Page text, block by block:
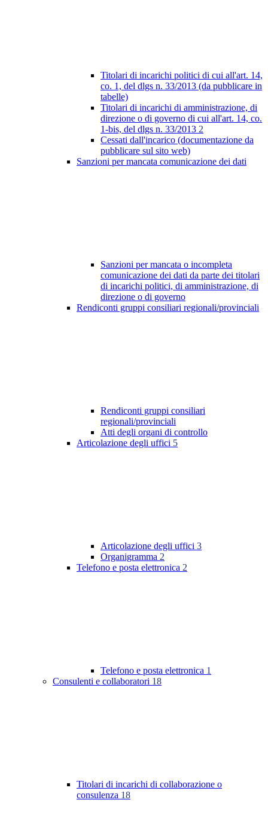
Titolari di incarichi politici di cui all'art. 14,
co. 1, del dlgs n. 33/2013 (da pubblicare in
tabelle)
Titolari di incarichi di amministrazione, di
direzione o di governo di cui all'art. 14, co.
1-bis, del dlgs n. 33/2013 2
Cessati dall'incarico (documentazione da
pubblicare sul sito web)
Sanzioni per mancata comunicazione dei dati
Sanzioni per mancata o incompleta
comunicazione dei dati da parte dei titolari
di incarichi politici, di amministrazione, di
direzione o di governo
Rendiconti gruppi consiliari regionali/provinciali
Rendiconti gruppi consiliari
regionali/provinciali
Atti degli organi di controllo
Articolazione degli uffici 5
Articolazione degli uffici 3
Organigramma 2
Telefono e posta elettronica 2
Telefono e posta elettronica 1
Consulenti e collaboratori 18
Titolari di incarichi di collaborazione o
consulenza 18